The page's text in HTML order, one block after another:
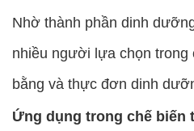
Nhờ thành phần dinh
nhiều người lựa chọn trong
bằng và thực đơn dinh
Ứng dụng trong chế biến